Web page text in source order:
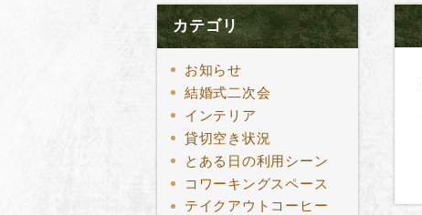
カテゴリ
お知らせ
結婚式二次会
インテリア
貸切空き状況
とある日の利用シーン
コワーキングスペース
テイクアウトコーヒー